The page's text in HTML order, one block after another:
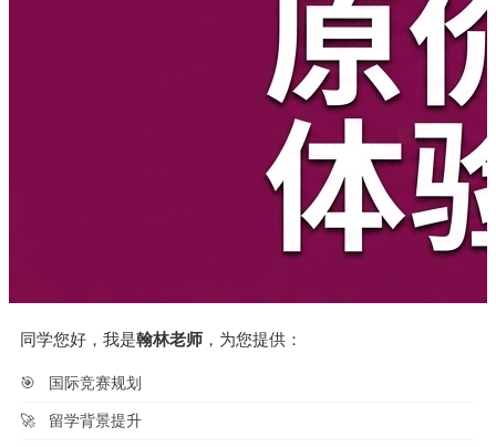
同学您好，我是翰林老师 ，为您提供：
🎯 国际竞赛规划
🚀 留学背景提升